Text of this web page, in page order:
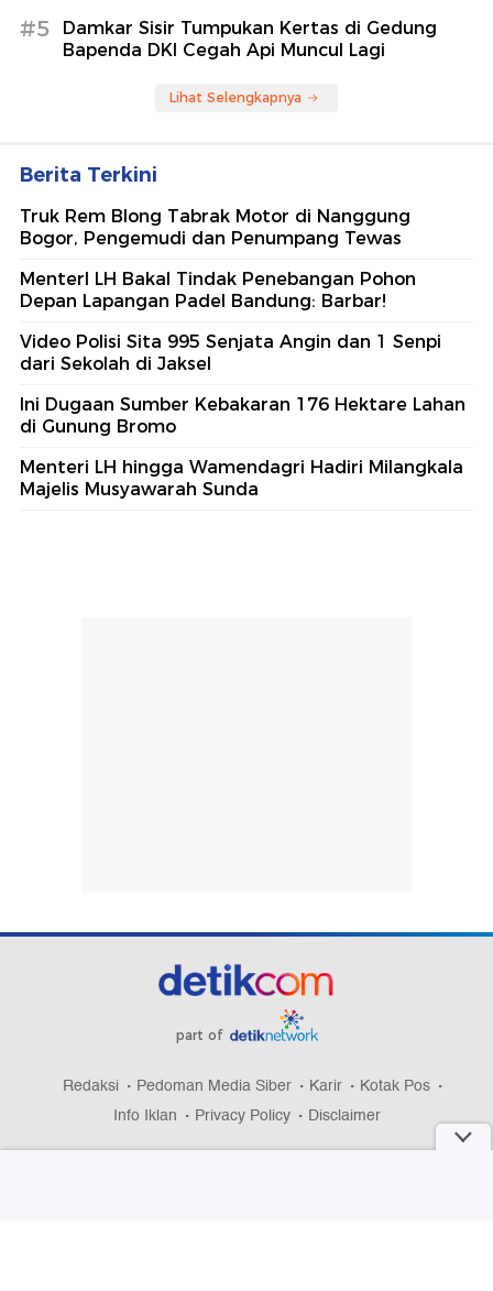
#5
Damkar Sisir Tumpukan Kertas di Gedung
Bapenda DKI Cegah Api Muncul Lagi
Lihat Selengkapnya
Berita Terkini
Truk Rem Blong Tabrak Motor di Nanggung
Bogor, Pengemudi dan Penumpang Tewas
MenterI LH Bakal Tindak Penebangan Pohon
Depan Lapangan Padel Bandung: Barbar!
Video Polisi Sita 995 Senjata Angin dan 1 Senpi
dari Sekolah di Jaksel
Ini Dugaan Sumber Kebakaran 176 Hektare Lahan
di Gunung Bromo
Menteri LH hingga Wamendagri Hadiri Milangkala
Majelis Musyawarah Sunda
part of
Redaksi Pedoman Media Siber Karir
Kotak Pos
Info Iklan
Privacy Policy Disclaimer